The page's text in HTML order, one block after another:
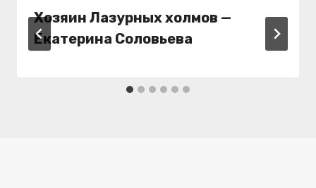
Хозяин Лазурных холмов —
Екатерина Соловьева